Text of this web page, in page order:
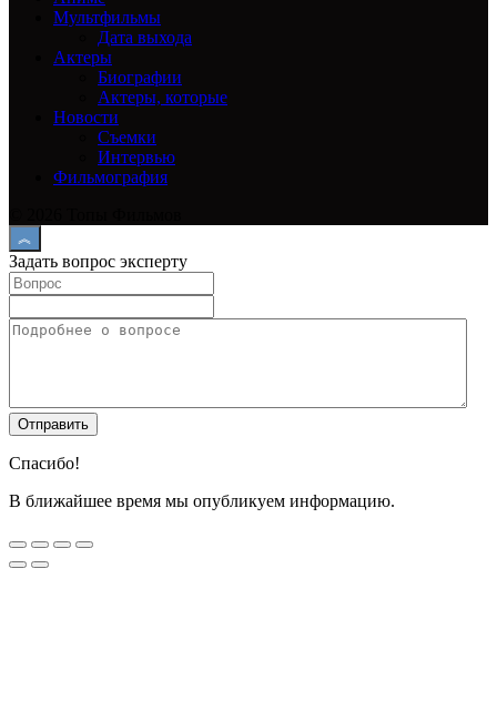
Мультфильмы
Дата выхода
Актеры
Биографии
Актеры, которые
Новости
Съемки
Интервью
Фильмография
Задать вопрос эксперту
Спасибо!
В ближайшее время мы опубликуем информацию.